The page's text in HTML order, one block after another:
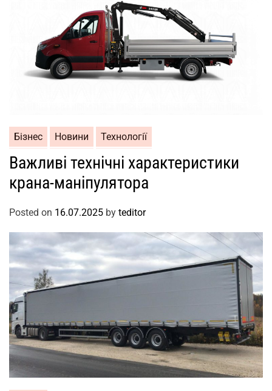
Бізнес Новини Технології
Важливі технічні характеристики
крана-маніпулятора
Posted on 16.07.2025 by teditor